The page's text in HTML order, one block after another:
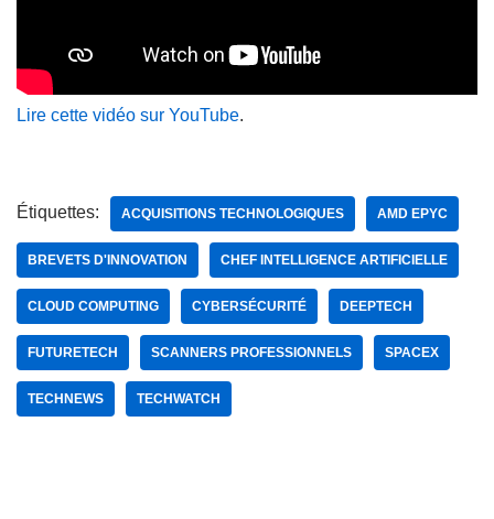
Lire cette vidéo sur YouTube.
Étiquettes: ACQUISITIONS TECHNOLOGIQUES AMD EPYC
BREVETS D'INNOVATION CHEF INTELLIGENCE ARTIFICIELLE
CLOUD COMPUTING CYBERSÉCURITÉ DEEPTECH
FUTURETECH SCANNERS PROFESSIONNELS SPACEX
TECHNEWS TECHWATCH